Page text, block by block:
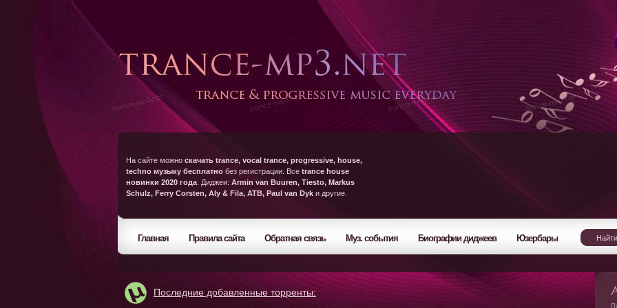
На сайте можно скачать trance, vocal trance, progressive, house,
techno музыку бесплатно без регистрации. Все trance house
новинки 2020 года . Диджеи: Armin van Buuren, Tiesto, Markus
Schulz, Ferry Corsten, Aly & Fila, ATB, Paul van Dyk и другие.
Главная Правила сайта Обратная связь Муз. события Биографии диджеев Юзербары
Последние добавленные торренты: